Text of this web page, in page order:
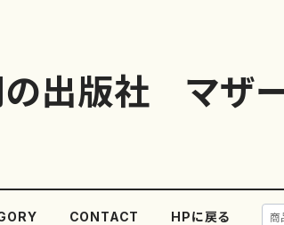
出版社 マザ
CONTACT HPに戻る